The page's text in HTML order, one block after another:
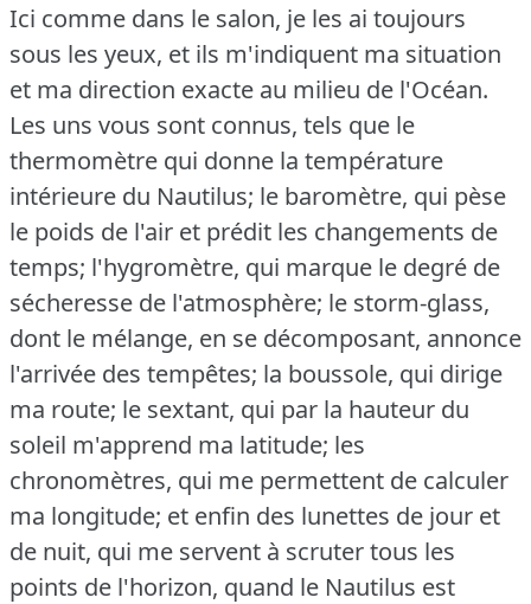
Ici comme dans le salon, je les ai toujours
sous les yeux, et ils m'indiquent ma situation
et ma direction exacte au milieu de l'Océan.
Les uns vous sont connus, tels que le
thermomètre qui donne la température
intérieure du Nautilus; le baromètre, qui pèse
le poids de l'air et prédit les changements de
temps; l'hygromètre, qui marque le degré de
sécheresse de l'atmosphère; le storm-glass,
dont le mélange, en se décomposant, annonce
l'arrivée des tempêtes; la boussole, qui dirige
ma route; le sextant, qui par la hauteur du
soleil m'apprend ma latitude; les
chronomètres, qui me permettent de calculer
ma longitude; et enfin des lunettes de jour et
de nuit, qui me servent à scruter tous les
points de l'horizon, quand le Nautilus est